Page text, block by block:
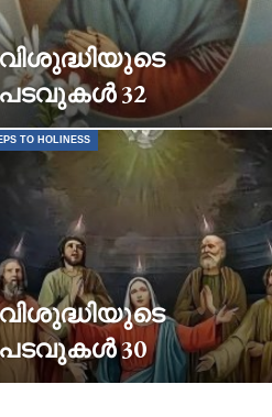
വിശുദ്ധിയുടെ
പടവുകൾ 32
TO HOLINESS
30